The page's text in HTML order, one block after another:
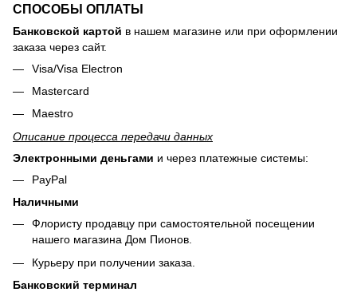
СПОСОБЫ ОПЛАТЫ
Банковской картой в нашем магазине или при оформлении
заказа через сайт.
Visa/Visa Electron
Mastercard
Maestro
Описание процесса передачи данных
Электронными деньгами и через платежные системы:
PayPal
Наличными
Флористу продавцу при самостоятельной посещении
нашего магазина Дом Пионов.
Курьеру при получении заказа.
Банковский терминал